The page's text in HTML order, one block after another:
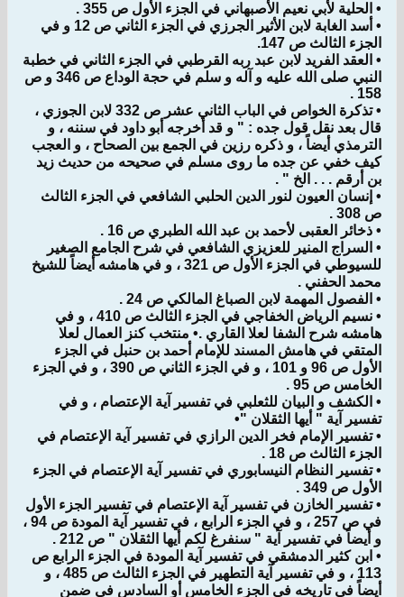
• الحلية لأبي نعيم الأصبهاني في الجزء الأول ص 355 .
• أسد الغابة لابن الأثير الجرزي في الجزء الثاني ص 12 و في
الجزء الثالث ص 147.
• العقد الفريد لابن عبد ربه القرطبي في الجزء الثاني في خطبة
النبي صلى الله عليه و آله و سلم في حجة الوداع ص 346 و ص
158 .
• تذكرة الخواص في الباب الثاني عشر ص 332 لابن الجوزي ،
قال بعد نقل قول جده : " و قد أخرجه أبو داود في سننه ، و
الترمذي أيضاً ، و ذكره رزين في الجمع بين الصحاح ، و العجب
كيف خفي عن جده ما روى مسلم في صحيحه من حديث زيد
بن أرقم . . . الخ " .
• إنسان العيون لنور الدين الحلبي الشافعي في الجزء الثالث
ص 308 .
• ذخائر العقبى لأحمد بن عبد الله الطبري ص 16 .
• السراج المنير للعزيزي الشافعي في شرح الجامع الصغير
للسيوطي في الجزء الأول ص 321 ، و في هامشه أيضاً للشيخ
محمد الحفني .
• الفصول المهمة لابن الصباغ المالكي ص 24 .
• نسيم الرياض الخفاجي في الجزء الثالث ص 410 ، و في
هامشه شرح الشفا لعلا القاري .• منتخب كنز العمال لعلا
المتقي في هامش المسند للإمام أحمد بن حنبل في الجزء
الأول ص 96 و 101 ، و في الجزء الثاني ص 390 ، و في الجزء
الخامس ص 95 .
• الكشف و البيان للثعلبي في تفسير آية الإعتصام ، و في
تفسير آية " أيها الثقلان "•
• تفسير الإمام فخر الدين الرازي في تفسير آية الإعتصام في
الجزء الثالث ص 18 .
• تفسير النظام النيسابوري في تفسير آية الإعتصام في الجزء
الأول ص 349 .
• تفسير الخازن في تفسير آية الإعتصام في تفسير الجزء الأول
في ص 257 ، و في الجزء الرابع ، في تفسير آية المودة ص 94 ،
و أيضاً في تفسير آية " سنفرغ لكم أيها الثقلان " ص 212 .
• ابن كثير الدمشقي في تفسير آية المودة في الجزء الرابع ص
113 ، و في تفسير آية التطهير في الجزء الثالث ص 485 ، و
أيضاً في تاريخه في الجزء الخامس أو السادس في ضمن